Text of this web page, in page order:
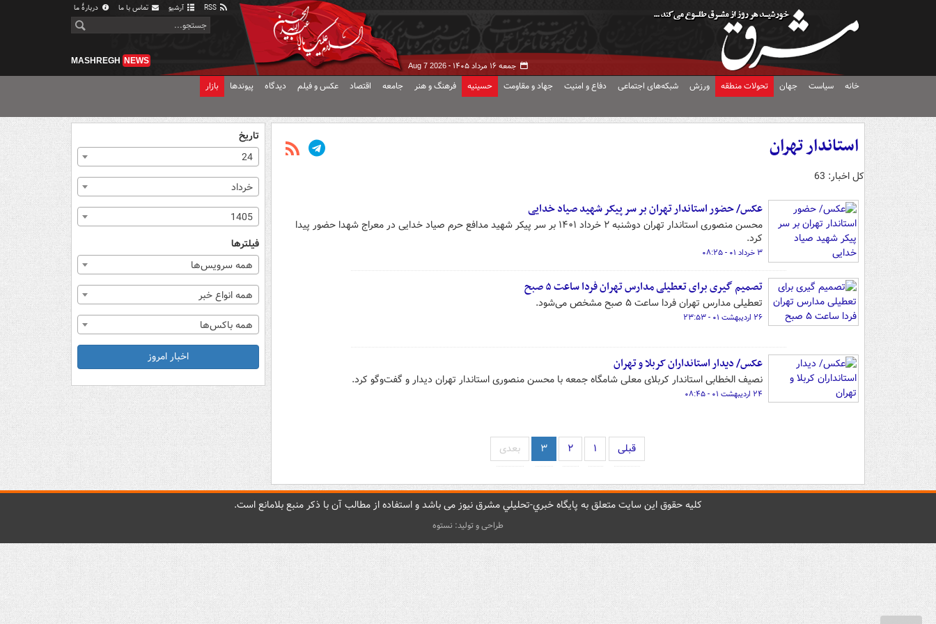
آرشیو تماس با ما دربارهٔ ما
جمعه ۱۶ مرداد ۱۴۰۵ - Aug 7 2026
MASHREGH NEWS
خانه سیاست جهان تحولات منطقه ورزش شبکه‌های اجتماعی دفاع و امنیت جهاد و مقاومت حسینیه فرهنگ و هنر جامعه اقتصاد عکس و فیلم دیدگاه پیوندها بازار
استاندار تهران
کل اخبار: 63
عکس/ حضور استاندار تهران بر سر پیکر شهید صیاد خدایی
محسن منصوری استاندار تهران دوشنبه ۲ خرداد ۱۴۰۱ بر سر پیکر شهید مدافع حرم صیاد خدایی در معراج شهدا حضور پیدا
کرد.
۳ خرداد ۰۱ - ۰۸:۲۵
تصمیم گیری برای تعطیلی مدارس تهران فردا ساعت ۵ صبح
تعطیلی مدارس تهران فردا ساعت ۵ صبح مشخص می‌شود.
۲۶ اردیبهشت ۰۱ - ۲۳:۵۳
عکس/ دیدار استانداران کربلا و تهران
نصیف الخطابی استاندار کربلای معلی شامگاه جمعه با محسن منصوری استاندار تهران دیدار و گفت‌وگو کرد.
۲۴ اردیبهشت ۰۱ - ۰۸:۴۵
قبلی ۱ ۲ ۳ بعدی
تاریخ
24
خرداد
1405
فیلترها
همه سرویس‌ها
همه انواع خبر
همه باکس‌ها
اخبار امروز
کليه حقوق اين سايت متعلق به پایگاه خبري-تحليلي مشرق نيوز می باشد و استفاده از مطالب آن با ذکر منبع بلامانع است.
طراحی و تولید: نستوه